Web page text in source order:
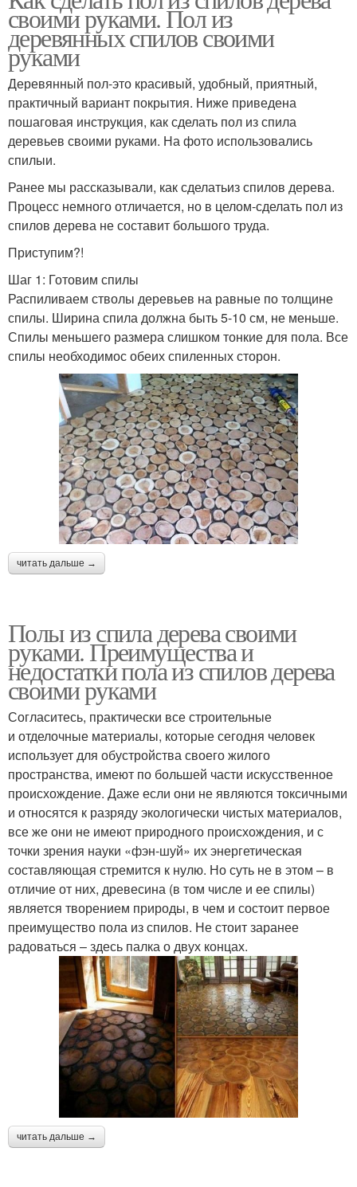
своими руками. Пол из
деревянных спилов своими
руками
Деревянный пол-это красивый, удобный, приятный,
практичный вариант покрытия. Ниже приведена
пошаговая инструкция, как сделать пол из спила
деревьев своими руками. На фото использовались
спилыи.
Ранее мы рассказывали, как сделатьиз спилов дерева.
Процесс немного отличается, но в целом-сделать пол из
спилов дерева не составит большого труда.
Приступим?!
Шаг 1: Готовим спилы
Распиливаем стволы деревьев на равные по толщине
спилы. Ширина спила должна быть 5-10 см, не меньше.
Спилы меньшего размера слишком тонкие для пола. Все
спилы необходимос обеих спиленных сторон.
читать дальше →
Полы из спила дерева своими
руками. Преимущества и
недостатки пола из спилов дерева
своими руками
Согласитесь, практически все строительные
и отделочные материалы, которые сегодня человек
использует для обустройства своего жилого
пространства, имеют по большей части искусственное
происхождение. Даже если они не являются токсичными
и относятся к разряду экологически чистых материалов,
все же они не имеют природного происхождения, и с
точки зрения науки «фэн-шуй» их энергетическая
составляющая стремится к нулю. Но суть не в этом – в
отличие от них, древесина (в том числе и ее спилы)
является творением природы, в чем и состоит первое
преимущество пола из спилов. Не стоит заранее
радоваться – здесь палка о двух концах.
читать дальше →